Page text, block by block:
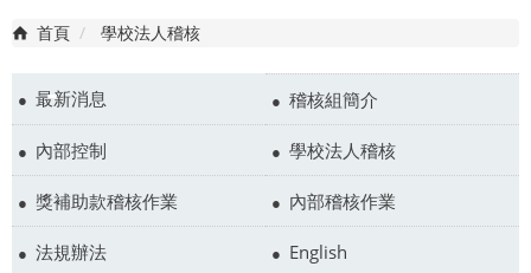
首頁 學校法人稽核
最新消息 稽核組簡介
內部控制 學校法人稽核
獎補助款稽核作業 內部稽核作業
法規辦法 English